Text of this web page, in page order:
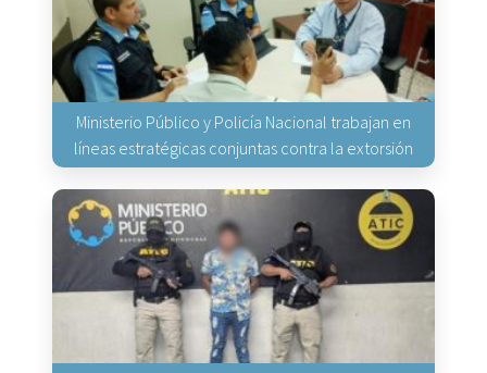
Ministerio Público y Policía Nacional trabajan en
líneas estratégicas conjuntas contra la extorsión